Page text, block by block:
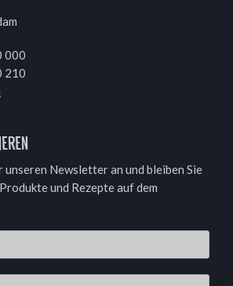
000
210
unseren Newsletter an und bleiben Sie
und Rezepte auf dem